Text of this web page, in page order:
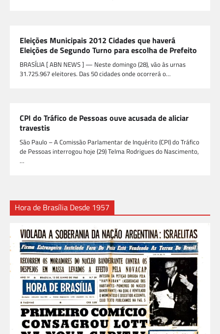
Eleições Municipais 2012 Cidades que haverá
Eleições de Segundo Turno para escolha de Prefeito
BRASÍLIA [ ABN NEWS ] — Neste domingo (28), vão às urnas
31.725.967 eleitores. Das 50 cidades onde ocorrerá o…
CPI do Tráfico de Pessoas ouve acusada de aliciar
travestis
São Paulo – A Comissão Parlamentar de Inquérito (CPI) do Tráfico
de Pessoas interrogou hoje (29) Telma Rodrigues do Nascimento,
…
Hora de Brasília Desde 1957